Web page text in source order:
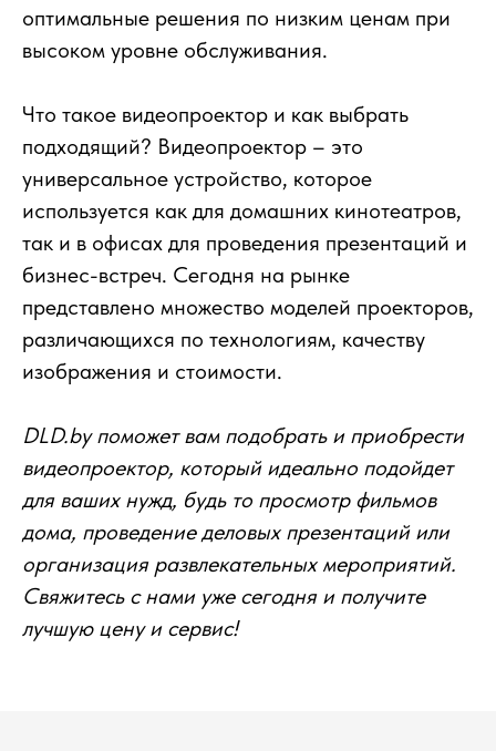
оптимальные решения по низким ценам при
высоком уровне обслуживания.
Что такое видеопроектор и как выбрать
подходящий? Видеопроектор – это
универсальное устройство, которое
используется как для домашних кинотеатров,
так и в офисах для проведения презентаций и
бизнес-встреч. Сегодня на рынке
представлено множество моделей проекторов,
различающихся по технологиям, качеству
изображения и стоимости.
DLD.by поможет вам подобрать и приобрести
видеопроектор, который идеально подойдет
для ваших нужд, будь то просмотр фильмов
дома, проведение деловых презентаций или
организация развлекательных мероприятий.
Свяжитесь с нами уже сегодня и получите
лучшую цену и сервис!